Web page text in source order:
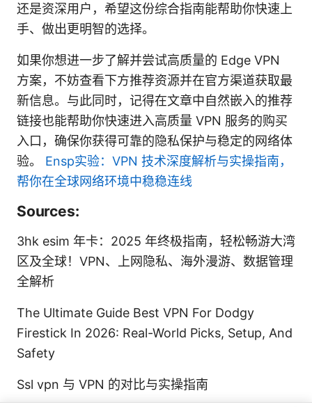
还是资深用户，希望这份综合指南能帮助你快速上
手、做出更明智的选择。
如果你想进一步了解并尝试高质量的 Edge VPN
方案，不妨查看下方推荐资源并在官方渠道获取最
新信息。与此同时，记得在文章中自然嵌入的推荐
链接也能帮助你快速进入高质量 VPN 服务的购买
入口，确保你获得可靠的隐私保护与稳定的网络体
验。 Ensp实验：VPN 技术深度解析与实操指南，
帮你在全球网络环境中稳稳连线
Sources:
3hk esim 年卡：2025 年终极指南，轻松畅游大湾
区及全球！VPN、上网隐私、海外漫游、数据管理
全解析
The Ultimate Guide Best VPN For Dodgy
Firestick In 2026: Real-World Picks, Setup, And
Safety
Ssl vpn 与 VPN 的对比与实操指南